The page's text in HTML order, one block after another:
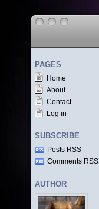
PAGES
Home
About
Contact
Log in
SUBSCRIBE
Posts RSS
Comments RSS
AUTHOR